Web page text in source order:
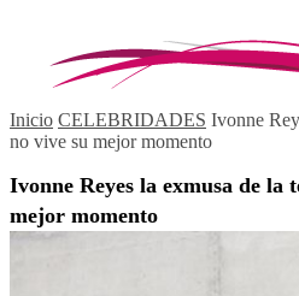
Inicio CELEBRIDADES Ivonne
no vive su mejor momento
Ivonne Reyes la exmusa de la
mejor momento